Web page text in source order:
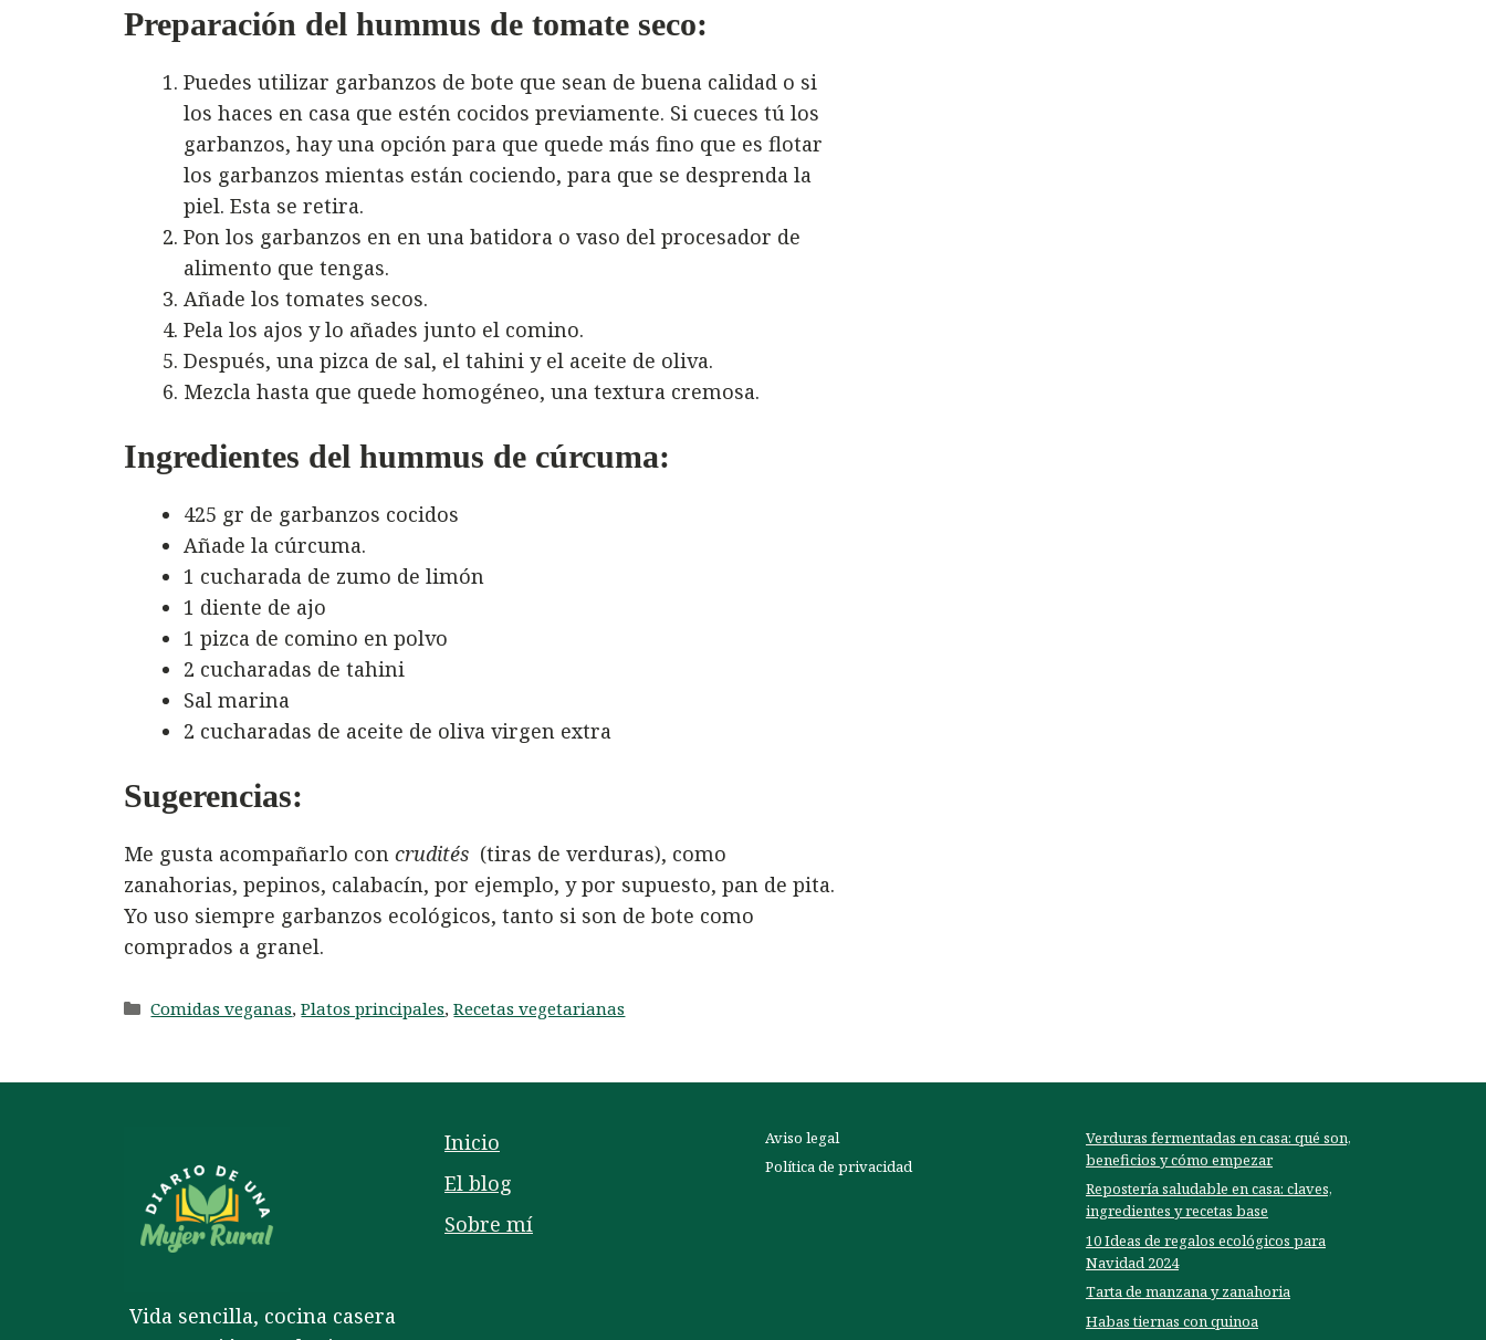
Preparación del hummus de tomate seco:
Puedes utilizar garbanzos de bote que sean de buena calidad o si
los haces en casa que estén cocidos previamente. Si cueces tú los
garbanzos, hay una opción para que quede más fino que es flotar
los garbanzos mientas están cociendo, para que se desprenda la
piel. Esta se retira.
Pon los garbanzos en en una batidora o vaso del procesador de
alimento que tengas.
Añade los tomates secos.
Pela los ajos y lo añades junto el comino.
Después, una pizca de sal, el tahini y el aceite de oliva.
Mezcla hasta que quede homogéneo, una textura cremosa.
Ingredientes del hummus de cúrcuma:
425 gr de garbanzos cocidos
Añade la cúrcuma.
1 cucharada de zumo de limón
1 diente de ajo
1 pizca de comino en polvo
2 cucharadas de tahini
Sal marina
2 cucharadas de aceite de oliva virgen extra
Sugerencias:
Me gusta acompañarlo con crudités (tiras de verduras), como
zanahorias, pepinos, calabacín, por ejemplo, y por supuesto, pan de pita.
Yo uso siempre garbanzos ecológicos, tanto si son de bote como
comprados a granel.
Categorías
Comidas veganas,Platos principales,Recetas vegetarianas
Vida sencilla, cocina casera
Inicio
El blog
Sobre mí
Aviso legal
Política de privacidad
Verduras fermentadas en casa: qué son,
beneficios y cómo empezar
Repostería saludable en casa: claves,
ingredientes y recetas base
10 Ideas de regalos ecológicos para
Navidad 2024
Tarta de manzana y zanahoria
Habas tiernas con quinoa